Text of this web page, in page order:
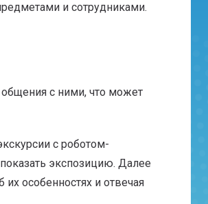
и сотрудниками.
с ними, что может
с роботом-
экспозицию. Далее
особенностях и отвечая